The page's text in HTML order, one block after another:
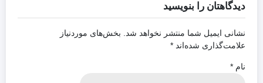
دیدگاهتان را بنویسید
نشانی ایمیل شما منتشر نخواهد شد.
بخش‌های موردنیاز
علامت‌گذاری شده‌اند *
نام *